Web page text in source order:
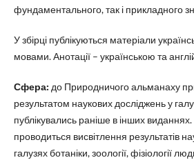
фундаментального, так і прикладного
У збірці публікуються матеріали
мовами. Анотації – українською та
Сфера: до Природничого альманаху
результатом наукових досліджень у
публікувались раніше в інших
проводиться висвітлення результатів
галузях ботаніки, зоології, фізіології